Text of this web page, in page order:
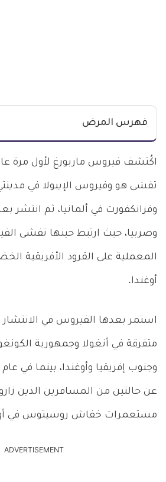
فهرس المرض
تفشى هو وفيروس الإيبولا في
وفرانكفورت في ألمانيا، ثم انتشر
وصربيا، حيث ارتبط حينها تفشى
المعملية على القرود الأفريقية
أوغندا.
استمر بعدها الفيروس في الانتشار
متفرقة في أنغولا وجمهورية
عن حالتين من المسافرين الذين
مستعمرات خفاش روسيتوس في
ADVERTISEMENT